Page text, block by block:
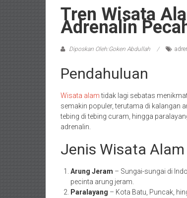
Tren Wisata
Adrenalin
Diposkan Oleh:Goken Abdullah
Pendahuluan
Wisata alamtidak lagi sebatas
semakin populer, terutama di kalangan
tebing di tebing curam, hingga
adrenalin.
Jenis Wisata
Arung Jeram – Sungai-sungai di
pecinta arung jeram.
Paralayang – Kota Batu, Puncak,